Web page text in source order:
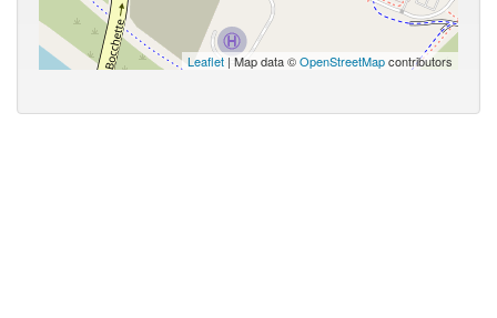
Leaflet | Map data ©OpenStreetMapcontributors